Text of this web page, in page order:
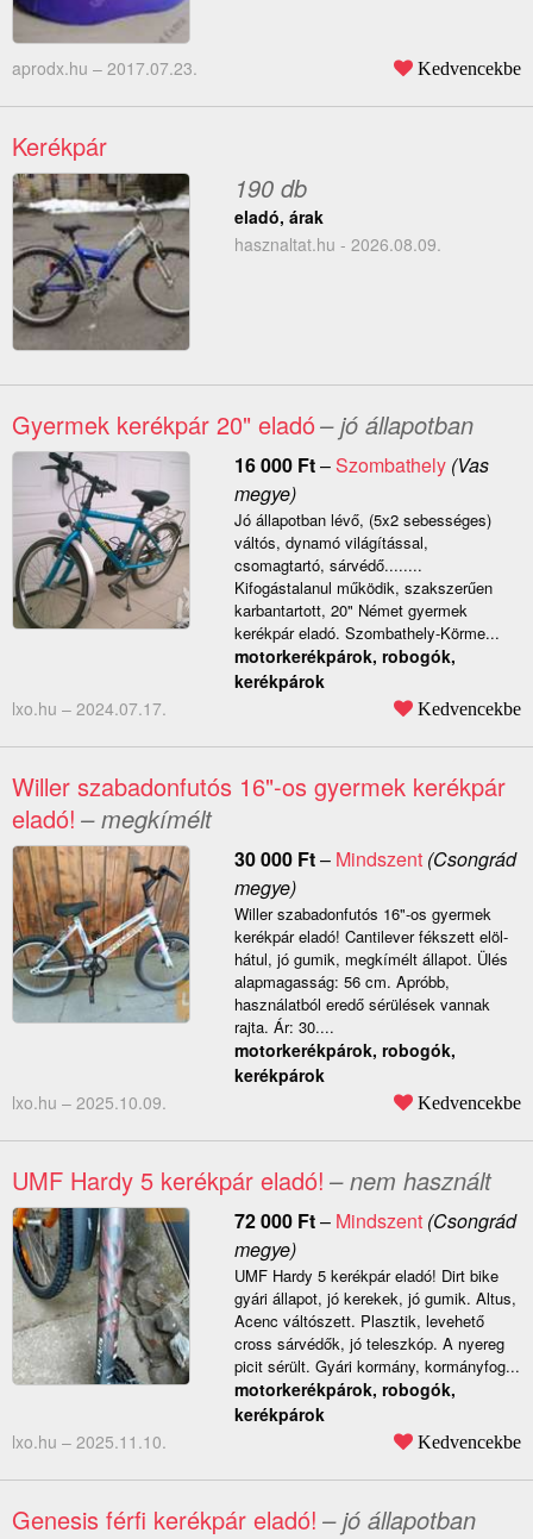
aprodx.hu – 2017.07.23. Kedvencekbe
Kerékpár
190 db
eladó, árak
hasznaltat.hu - 2026.08.09.
Gyermek kerékpár 20" eladó– jó állapotban
16 000 Ft–Szombathely(Vas
megye)
Jó állapotban lévő, (5x2 sebességes)
váltós, dynamó világítással,
csomagtartó, sárvédő........
Kifogástalanul működik, szakszerűen
karbantartott, 20" Német gyermek
kerékpár eladó. Szombathely-Körme...
motorkerékpárok, robogók,
kerékpárok
lxo.hu – 2024.07.17. Kedvencekbe
Willer szabadonfutós 16"-os gyermek kerékpár
eladó! – megkímélt
30 000 Ft– Mindszent(Csongrád
megye)
Willer szabadonfutós 16"-os gyermek
kerékpár eladó! Cantilever fékszett elöl-
hátul, jó gumik, megkímélt állapot. Ülés
alapmagasság: 56 cm. Apróbb,
használatból eredő sérülések vannak
rajta. Ár: 30....
motorkerékpárok, robogók,
kerékpárok
lxo.hu – 2025.10.09. Kedvencekbe
UMF Hardy 5 kerékpár eladó! – nem használt
72 000 Ft– Mindszent(Csongrád
megye)
UMF Hardy 5 kerékpár eladó! Dirt bike
gyári állapot, jó kerekek, jó gumik. Altus,
Acenc váltószett. Plasztik, levehető
cross sárvédők, jó teleszkóp. A nyereg
picit sérült. Gyári kormány, kormányfog...
motorkerékpárok, robogók,
kerékpárok
lxo.hu – 2025.11.10. Kedvencekbe
Genesis férfi kerékpár eladó! – jó állapotban